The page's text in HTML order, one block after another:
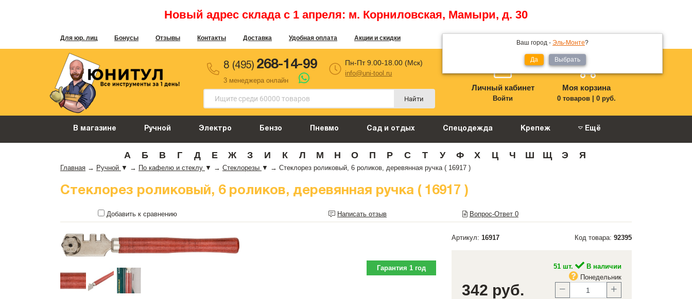
Новый адрес склада с 1 апреля: м. Корниловская, Мамыри, д. 30
Для юр. лиц Бонусы Отзывы Контакты Доставка Удобная оплата Акции и скидки
Ваш город - Эль-Монте?
Да Выбрать
8 (495) 268-14-99
3 менеджера онлайн
Пн-Пт 9.00-18.00 (Мск)
info@uni-tool.ru
Найти
Личный кабинет
Войти
Моя корзина
0 товаров| 0 руб.
В магазине Ручной Электро Бензо Пневмо Сад и отдых Спецодежда Крепеж Ещё
А Б В Г Д Е Ж З И К Л М Н О П Р С Т У Ф Х Ц Ч Ш Щ Э Я
Главная → Ручной ▼ → По кафелю и стеклу ▼ → Стеклорезы ▼ → Стеклорез роликовый, 6 роликов, деревянная ручка ( 16917 )
Стеклорез роликовый, 6 роликов, деревянная ручка ( 16917 )
Добавить к сравнению Написать отзыв Вопрос-Ответ 0
Артикул: 16917 Код товара: 92395
Гарантия 1 год 51 шт.
В наличии
Понедельник
342 руб.